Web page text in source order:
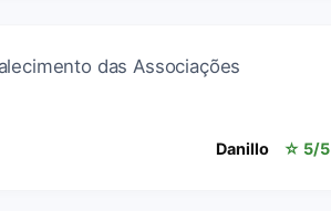
das Associações
Danillo ☆ 5/5